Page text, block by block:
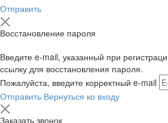
Отправить
Восстановление пароля
Введите e-mail, указанный при
ссылку для восстановления пароля.
Пожалуйста, введите корректный e-mail
Отправить Вернуться ко входу
Заказать звонок